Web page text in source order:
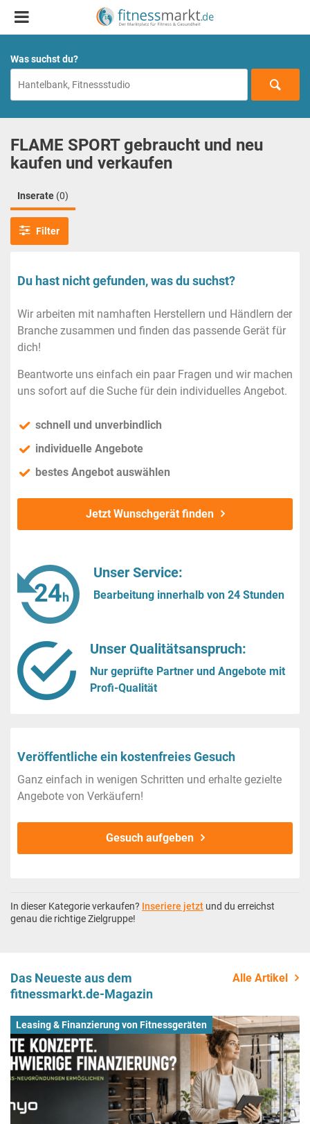
Was suchst du?
FLAME SPORT gebraucht und neu
kaufen und verkaufen
Inserate (0)
Filter
Du hast nicht gefunden, was du suchst?
Wir arbeiten mit namhaften Herstellern und Händlern der
Branche zusammen und finden das passende Gerät für
dich!
Beantworte uns einfach ein paar Fragen und wir machen
uns sofort auf die Suche für dein individuelles Angebot.
schnell und unverbindlich
individuelle Angebote
bestes Angebot auswählen
Jetzt Wunschgerät finden
Unser Service:
Bearbeitung innerhalb von 24 Stunden
Unser Qualitätsanspruch:
Nur geprüfte Partner und Angebote mit
Profi-Qualität
Veröffentliche ein kostenfreies Gesuch
Ganz einfach in wenigen Schritten und erhalte gezielte
Angebote von Verkäufern!
Gesuch aufgeben
In dieser Kategorie verkaufen? Inseriere jetzt und du erreichst
genau die richtige Zielgruppe!
Das Neueste aus dem
fitnessmarkt.de-Magazin
Alle Artikel
Leasing & Finanzierung von Fitnessgeräten